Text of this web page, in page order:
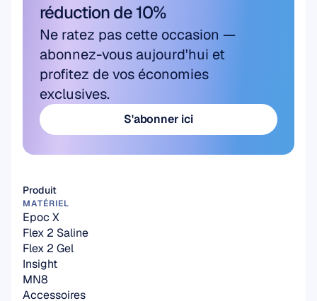
réduction de 10%
Ne ratez pas cette occasion —
abonnez-vous aujourd'hui et
profitez de vos économies
exclusives.
S'abonner ici
Produit
MATÉRIEL
Epoc X
Flex 2 Saline
Flex 2 Gel
Insight
MN8
Accessoires